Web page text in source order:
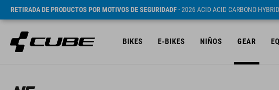
RETIRADA DE PRODUCTOS POR MOTIVOS DE SEGURIDADF- 2026 ACID ACID CARBONO
BIKES E-BIKES NIÑOS GEAR